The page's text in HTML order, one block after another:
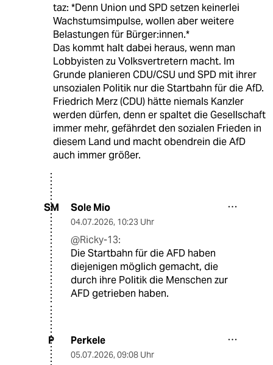
taz: *Denn Union und SPD setzen keinerlei
Wachstumsimpulse, wollen aber weitere
Belastungen für Bürger:innen.*
Das kommt halt dabei heraus, wenn man
Lobbyisten zu Volksvertretern macht. Im
Grunde planieren CDU/CSU und SPD mit ihrer
unsozialen Politik nur die Startbahn für die AfD.
Friedrich Merz (CDU) hätte niemals Kanzler
werden dürfen, denn er spaltet die Gesellschaft
immer mehr, gefährdet den sozialen Frieden in
diesem Land und macht obendrein die AfD
auch immer größer.
SM Sole Mio
04.07.2026, 10:23 Uhr
@Ricky-13:
Die Startbahn für die AFD haben
diejenigen möglich gemacht, die
durch ihre Politik die Menschen zur
AFD getrieben haben.
P Perkele
05.07.2026, 09:08 Uhr